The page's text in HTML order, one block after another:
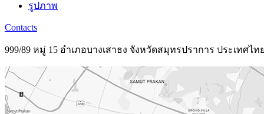
รูปภาพ
Contacts
999/89 หมู่ 15 อำเภอบางเสาธง จังหวัดสมุทรปราการ ประเทศไท